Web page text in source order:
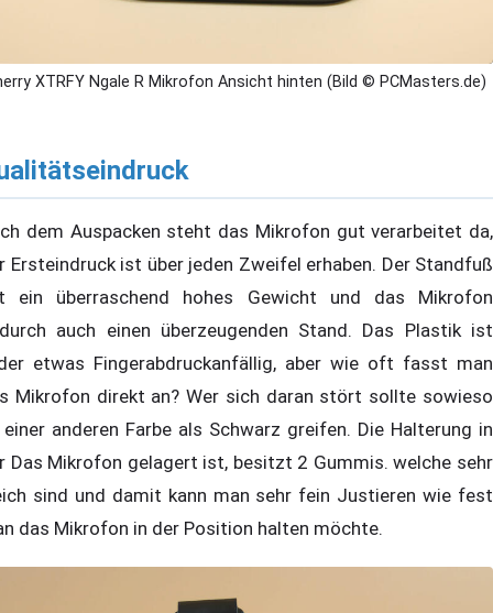
XTRFY Ngale R Mikrofon Ansicht hinten (Bild © PCMasters.de)
dem Auspacken steht das Mikrofon gut verarbeitet da,
Ersteindruck ist über jeden Zweifel erhaben. Der Standfuß
ein überraschend hohes Gewicht und das Mikrofon
auch einen überzeugenden Stand. Das Plastik ist
etwas Fingerabdruckanfällig, aber wie oft fasst man
Mikrofon direkt an? Wer sich daran stört sollte sowieso
anderen Farbe als Schwarz greifen. Die Halterung in
Das Mikrofon gelagert ist, besitzt 2 Gummis. welche sehr
sind und damit kann man sehr fein Justieren wie fest
das Mikrofon in der Position halten möchte.